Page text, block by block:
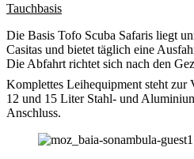
Tauchbasis
Die Basis Tofo Scuba Safaris liegt
Casitas und bietet täglich eine
Die Abfahrt richtet sich nach den
Komplettes Leihequipment steht
12 und 15 Liter Stahl- und
Anschluss.